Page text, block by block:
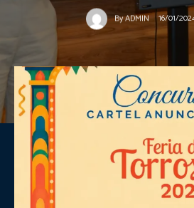
ByADMIN 16/01/